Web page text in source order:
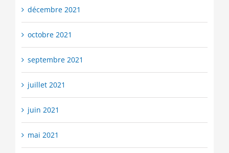
décembre 2021
octobre 2021
septembre 2021
juillet 2021
juin 2021
mai 2021